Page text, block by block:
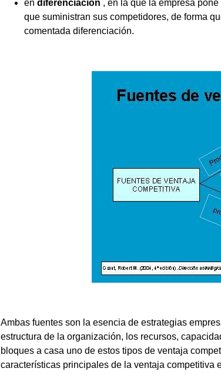
en diferenciación , en la que la empresa
que suministran sus competidores, de forma
comentada diferenciación.
Ambas fuentes son la esencia de estrategias
estructura de la organización, los recursos,
bloques a casa uno de estos tipos de ventaja
características principales de la ventaja competitiva